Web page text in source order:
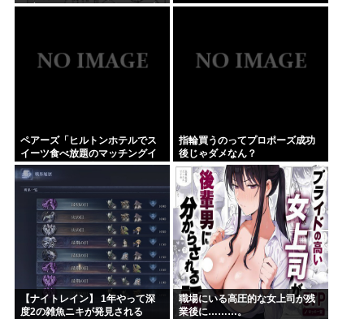
ド高いです ネットに偉そうな事
ペアーズ「ヒルトンホテルでス
イーツ食べ放題のマッチングイ
ベントやるぞ。女2500円男7000
円な」→女だけ埋まるwww
指輪買うのってプロポーズ成功
後じゃダメなん？
【ナイトレイン】 1年やって深
度2の雑魚ニキが発見される
職場にいる高圧的な女上司が残
業後に………。